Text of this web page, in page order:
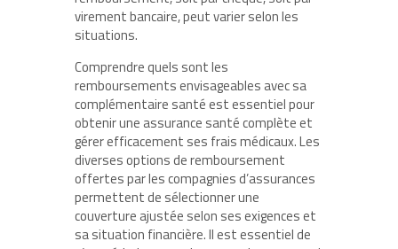
virement bancaire, peut varier selon les
situations.
Comprendre quels sont les
remboursements envisageables avec sa
complémentaire santé est essentiel pour
obtenir une assurance santé complète et
gérer efficacement ses frais médicaux. Les
diverses options de remboursement
offertes par les compagnies d’assurances
permettent de sélectionner une
couverture ajustée selon ses exigences et
sa situation financière. Il est essentiel de